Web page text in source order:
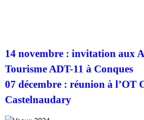
14 novembre : invitation aux
Tourisme ADT-11 à Conques
07 décembre : réunion à l’OT
Castelnaudary